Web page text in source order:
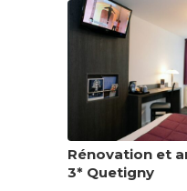
Rénovation et
3* Quetigny